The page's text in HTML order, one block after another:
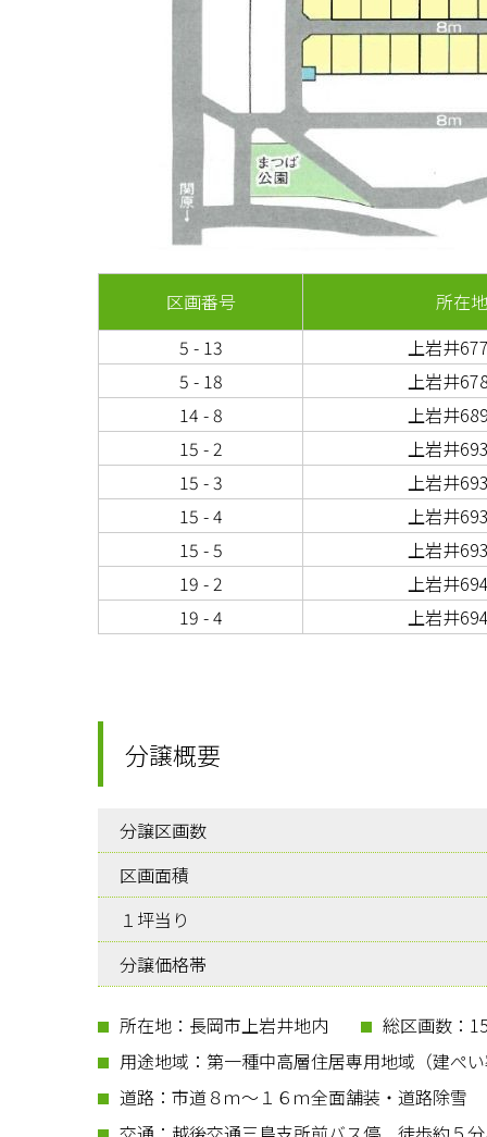
区画番号
所在地
5 - 13
上岩井
5 - 18
上岩井
14 - 8
上岩井
15 - 2
上岩井
15 - 3
上岩井
15 - 4
上岩井
15 - 5
上岩井
19 - 2
上岩井
19 - 4
上岩井
分譲概要
分譲区画数
区画面積
１坪当り
分譲価格帯
所在地：長岡市上岩井地内
総区画数：
用途地域：第一種中高層住居専用地域（建ぺ
道路：市道８ｍ～１６ｍ全面舗装・道路除雪